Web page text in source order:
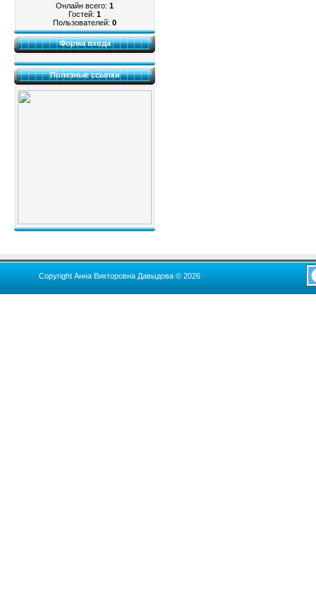
Онлайн всего: 1
Гостей: 1
Пользователей: 0
Форма входа
Полезные ссылки
Copyright Анна Викторовна Давыдова © 2026